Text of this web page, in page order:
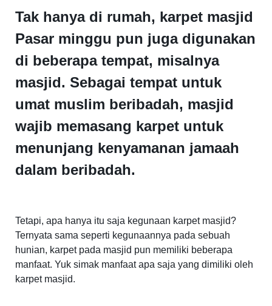
Tak hanya di rumah, karpet masjid
Pasar minggu pun juga digunakan
di beberapa tempat, misalnya
masjid. Sebagai tempat untuk
umat muslim beribadah, masjid
wajib memasang karpet untuk
menunjang kenyamanan jamaah
dalam beribadah.
Tetapi, apa hanya itu saja kegunaan karpet masjid?
Ternyata sama seperti kegunaannya pada sebuah
hunian, karpet pada masjid pun memiliki beberapa
manfaat. Yuk simak manfaat apa saja yang dimiliki oleh
karpet masjid.